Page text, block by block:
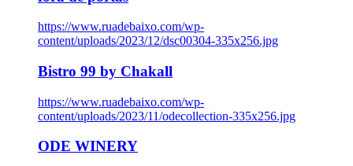
https://www.ruadebaixo.com/wp-
content/uploads/2023/12/dsc00304-335x256.jpg
Bistro 99 by Chakall
https://www.ruadebaixo.com/wp-
content/uploads/2023/11/odecollection-335x256.jpg
ODE WINERY